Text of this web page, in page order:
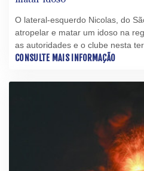
O lateral-esquerdo Nicolas, do
atropelar e matar um idoso na
as autoridades e o clube nesta
CONSULTE MAIS INFORMAÇÃO